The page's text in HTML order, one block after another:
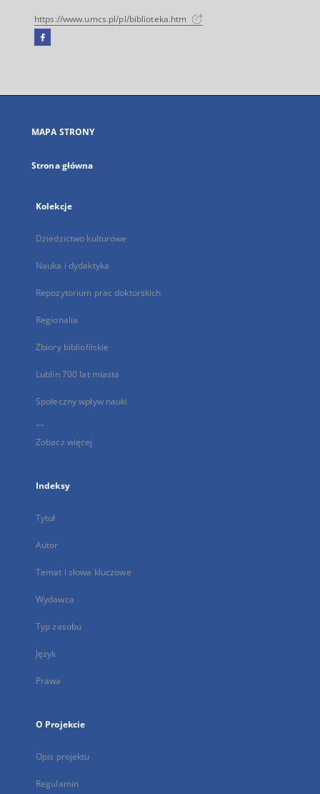
https://www.umcs.pl/pl/biblioteka.htm
Facebook
się
karcie
MAPA STRONY
Strona główna
Kolekcje
Dziedzictwo kulturowe
Nauka i dydaktyka
Repozytorium prac doktorskich
Regionalia
Zbiory bibliofilskie
Lublin 700 lat miasta
Społeczny wpływ nauki
...
Zobacz więcej
Indeksy
Tytuł
Autor
Temat i słowa kluczowe
Wydawca
Typ zasobu
Język
Prawa
O Projekcie
Opis projektu
Regulamin